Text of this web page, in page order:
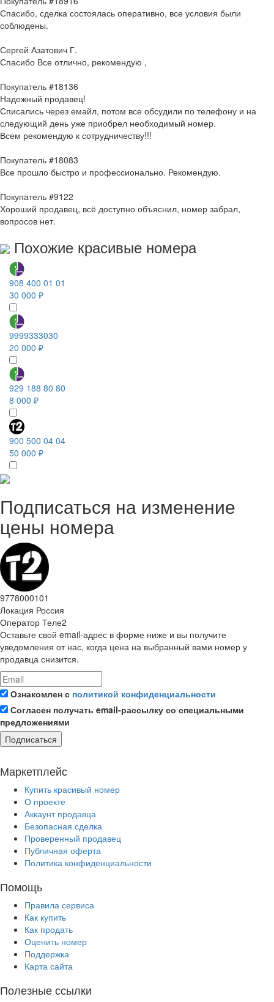
Спасибо, сделка состоялась оперативно, все условия были
соблюдены.
Сергей Азатович Г.
Спасибо Все отлично, рекомендую ,
Покупатель #18136
Надежный продавец!
Списались через емайл, потом все обсудили по телефону и на
следующий день уже приобрел необходимый номер.
Всем рекомендую к сотрудничеству!!!
Покупатель #18083
Все прошло быстро и профессионально. Рекомендую.
Покупатель #9122
Хороший продавец, всё доступно объяснил, номер забрал,
вопросов нет.
Похожие красивые номера
908 400 01 01
30 000 ₽
9999333030
20 000 ₽
929 188 80 80
8 000 ₽
900 500 04 04
50 000 ₽
Подписаться на изменение
цены номера
9778000101
Локация Россия
Оператор Теле2
Оставьте свой email-адрес в форме ниже и вы получите
уведомления от нас, когда цена на выбранный вами номер у
продавца снизится.
Ознакомлен с политикой конфиденциальности
Согласен получать email-рассылку со специальными
предложениями
Подписаться
Маркетплейс
Купить красивый номер
О проекте
Аккаунт продавца
Безопасная сделка
Проверенный продавец
Публичная оферта
Политика конфиденциальности
Помощь
Правила сервиса
Как купить
Как продать
Оценить номер
Поддержка
Карта сайта
Полезные ссылки